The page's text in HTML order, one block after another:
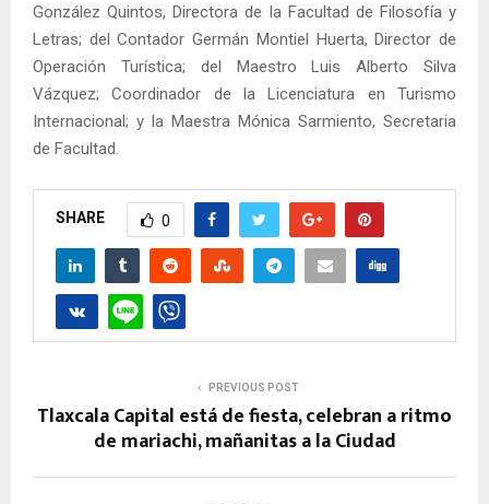
González Quintos, Directora de la Facultad de Filosofía y
Letras; del Contador Germán Montiel Huerta, Director de
Operación Turística; del Maestro Luis Alberto Silva
Vázquez; Coordinador de la Licenciatura en Turismo
Internacional; y la Maestra Mónica Sarmiento, Secretaria
de Facultad.
SHARE 0
PREVIOUS POST
Tlaxcala Capital está de fiesta, celebran a ritmo
de mariachi, mañanitas a la Ciudad